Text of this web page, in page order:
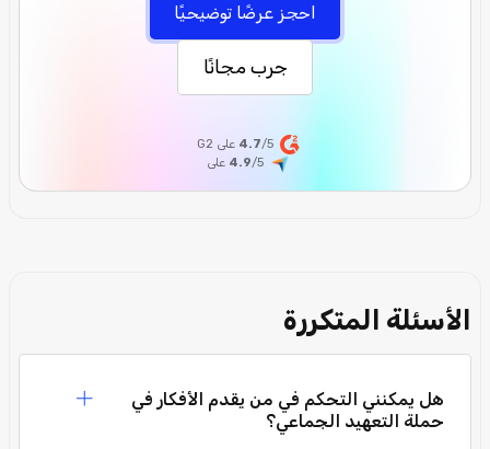
احجز عرضًا توضيحيًا
جرب مجانًا
4.7/5 على G2
4.9/5 على
الأسئلة المتكررة
هل يمكنني التحكم في من يقدم الأفكار في
حملة التعهيد الجماعي؟